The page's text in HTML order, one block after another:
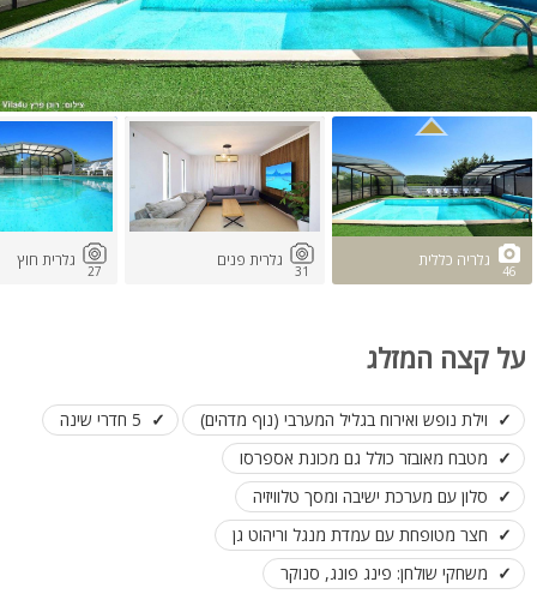
46
גלריה כללית
31
גלרית פנים
27
גלרית חוץ
על קצה המזלג
וילת נופש ואירוח בגליל המערבי (נוף מדהים)
5 חדרי שינה
מטבח מאובזר כולל גם מכונת אספרסו
סלון עם מערכת ישיבה ומסך טלוויזיה
חצר מטופחת עם עמדת מנגל וריהוט גן
משחקי שולחן: פינג פונג, סנוקר